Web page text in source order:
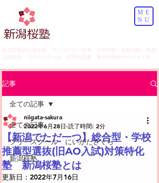
​新潟市西区の学習塾 マンツーマン指導 大学受験・高校受験 推薦
入試対策 フリースクール 不登校支援 通信制高校のサポート校
ME
NU
記事
全ての記事
フリースクール にいがたさくら
新潟桜塾
全ての記事
【新潟でただ一つ】総合型・学校
推薦型選抜(旧AO入試)対策特化
塾 新潟桜塾とは
niigata-sakura
2022年6月28日 読了時間: 2分
更新日： 2022年7月16日